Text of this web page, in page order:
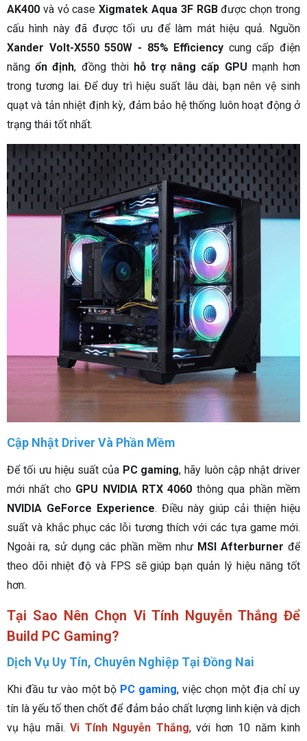
AK400 và vỏ caseXigmatek Aqua 3F RGBđược chọn trong
cấu hình này đã được tối ưu để làm mát hiệu quả. Nguồn
Xander Volt-X550 550W - 85% Efficiency cung cấp điện
năngổn định, đồng thời hỗ trợ nâng cấp GPU mạnh hơn
trong tương lai. Để duy trì hiệu suất lâu dài, bạn nên vệ sinh
quạt và tản nhiệt định kỳ, đảm bảo hệ thống luôn hoạt động ở
trạng thái tốt nhất.
Cập Nhật Driver Và Phần Mềm
Để tối ưu hiệu suất của PC gaming, hãy luôn cập nhật driver
mới nhất cho GPU NVIDIA RTX 4060 thông qua phần mềm
NVIDIA GeForce Experience. Điều này giúp cải thiện hiệu
suất và khắc phục các lỗi tương thích với các tựa game mới.
Ngoài ra, sử dụng các phần mềm như MSI Afterburner để
theo dõi nhiệt độ và FPS sẽ giúp bạn quản lý hiệu năng tốt
hơn.
Tại Sao Nên Chọn Vi Tính Nguyễn Thắng Để
Build PC Gaming?
Dịch Vụ Uy Tín, Chuyên Nghiệp Tại Đồng Nai
Khi đầu tư vào một bộ PC gaming, việc chọn một địa chỉ uy
tín là yếu tố then chốt để đảm bảo chất lượng linh kiện và dịch
vụ hậu mãi. Vi Tính Nguyễn Thắng, với hơn 10 năm kinh